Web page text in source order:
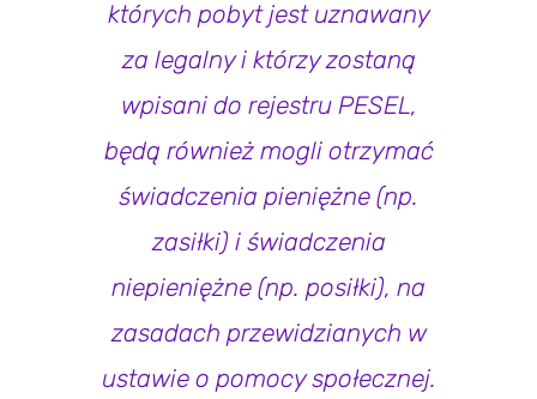
których pobyt jest uznawany
za legalny i którzy zostaną
wpisani do rejestru PESEL,
będą również mogli otrzymać
świadczenia pieniężne (np.
zasiłki) i świadczenia
niepieniężne (np. posiłki), na
zasadach przewidzianych w
ustawie o pomocy społecznej.